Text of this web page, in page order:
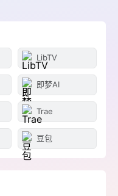
LibTV
即梦AI
Trae
豆包